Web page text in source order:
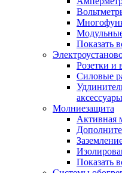
Показать
Розетки и
Силовые
аксессуары
Молниезащита
Активная
Показать